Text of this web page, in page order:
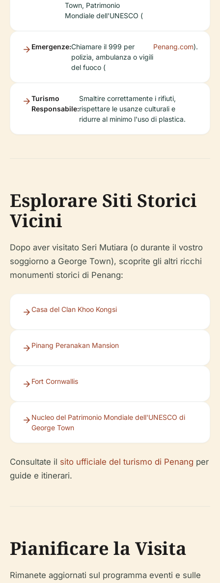
Town, Patrimonio
Mondiale dell'UNESCO (
Emergenze:Chiamare il 999 per
polizia, ambulanza o vigili
del fuoco (
Penang.com).
Turismo
Responsabile:
Smaltire correttamente i rifiuti,
rispettare le usanze culturali e
ridurre al minimo l'uso di plastica.
Esplorare Siti Storici
Vicini
Dopo aver visitato Seri Mutiara (o durante il vostro
soggiorno a George Town), scoprite gli altri ricchi
monumenti storici di Penang:
Casa del Clan Khoo Kongsi
Pinang Peranakan Mansion
Fort Cornwallis
Nucleo del Patrimonio Mondiale dell'UNESCO di
George Town
Consultate il sito ufficiale del turismo di Penang per
guide e itinerari.
Pianificare la Visita
Rimanete aggiornati sul programma eventi e sulle